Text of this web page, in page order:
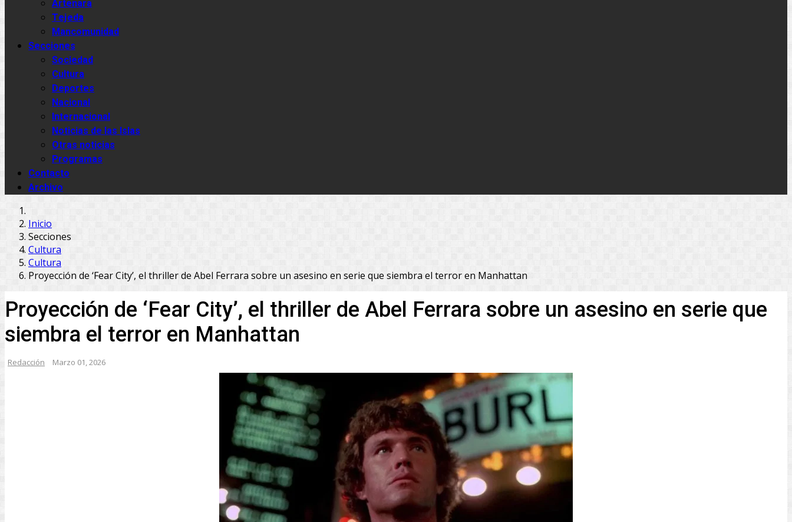
Artenara
Tejeda
Mancomunidad
Secciones
Sociedad
Cultura
Deportes
Nacional
Internacional
Noticias de las Islas
Otras noticias
Programas
Contacto
Archivo
Inicio
Secciones
Cultura
Cultura
Proyección de ‘Fear City’, el thriller de Abel Ferrara sobre un asesino en serie que siembra el terror en Manhattan
Proyección de ‘Fear City’, el thriller de Abel Ferrara sobre un asesino en serie que
siembra el terror en Manhattan
Redacción Marzo 01, 2026